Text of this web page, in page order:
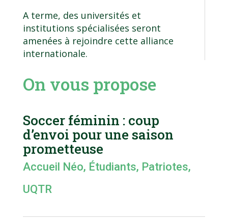
A terme, des universités et
institutions spécialisées seront
amenées à rejoindre cette alliance
internationale.
On vous propose
Soccer féminin : coup
d’envoi pour une saison
prometteuse
Accueil Néo, Étudiants, Patriotes,
UQTR